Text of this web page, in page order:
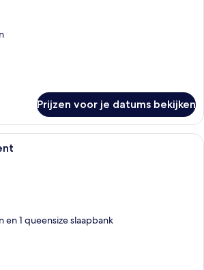
Prijzen voor je datums bekijken
Een moderne slaapkamer met een
1 queensize slaapbank